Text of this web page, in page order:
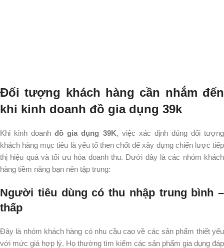
Đối tượng khách hàng cần nhắm đến
khi kinh doanh đồ gia dụng 39k
Khi kinh doanhđồ gia dụng 39K, việc xác định đúng đối tượng
khách hàng mục tiêu là yếu tố then chốt để xây dựng chiến lược tiếp
thị hiệu quả và tối ưu hóa doanh thu. Dưới đây là các nhóm khách
hàng tiềm năng bạn nên tập trung:​
Người tiêu dùng có thu nhập trung bình –
thấp
Đây là nhóm khách hàng có nhu cầu cao về các sản phẩm thiết yếu
với mức giá hợp lý. Họ thường tìm kiếm các sản phẩm gia dụng đáp